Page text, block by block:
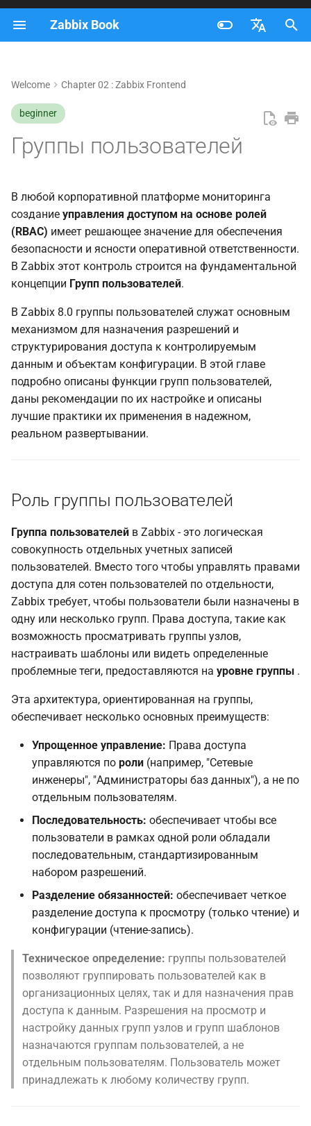
Zabbix Book
Brazilian Portuguese
English
ц
л
и
з
а
я
п
о
и
а
пользователей
Настройка группы
пользователей
Создание групп и общие
атрибуты
The User group Tab
Permission Tabs: Host
Groups
Template Permissions
Tab
Host Permissions Tab
Problem Tag Filters:
Frontend Behavior and
The Rule of Precedence: Deny
Always Wins
Hierarchy of Precedence
Permissions in the "Update
Problem" Dialog
Access Control
Our Scenario
Host Group Preparation
Configuring the User
Groups
Creating the Test User
Create the hosts
Test the Outcome
Заключение
Вопросы
Полезные URL-адреса
Welcome Chapter 02 : Zabbix Frontend
beginner
Группы пользователей
В любой корпоративной платформе мониторинга
создание управления доступом на основе ролей
(RBAC) имеет решающее значение для обеспечения
безопасности и ясности оперативной ответственности.
В Zabbix этот контроль строится на фундаментальной
концепции Групп пользователей.
В Zabbix 8.0 группы пользователей служат основным
механизмом для назначения разрешений и
структурирования доступа к контролируемым
данным и объектам конфигурации. В этой главе
подробно описаны функции групп пользователей,
даны рекомендации по их настройке и описаны
лучшие практики их применения в надежном,
реальном развертывании.
Роль группы пользователей
Группа пользователей в Zabbix - это логическая
совокупность отдельных учетных записей
пользователей. Вместо того чтобы управлять правами
доступа для сотен пользователей по отдельности,
Zabbix требует, чтобы пользователи были назначены в
одну или несколько групп. Права доступа, такие как
возможность просматривать группы узлов,
настраивать шаблоны или видеть определенные
проблемные теги, предоставляются на уровне группы .
Эта архитектура, ориентированная на группы,
обеспечивает несколько основных преимуществ:
Упрощенное управление: Права доступа
управляются по роли (например, "Сетевые
инженеры", "Администраторы баз данных"), а не по
отдельным пользователям.
Последовательность: обеспечивает чтобы все
пользователи в рамках одной роли обладали
последовательным, стандартизированным
набором разрешений.
Разделение обязанностей: обеспечивает четкое
разделение доступа к просмотру (только чтение) и
конфигурации (чтение-запись).
Техническое определение: группы пользователей
позволяют группировать пользователей как в
организационных целях, так и для назначения прав
доступа к данным. Разрешения на просмотр и
настройку данных групп узлов и групп шаблонов
назначаются группам пользователей, а не
отдельным пользователям. Пользователь может
принадлежать к любому количеству групп.